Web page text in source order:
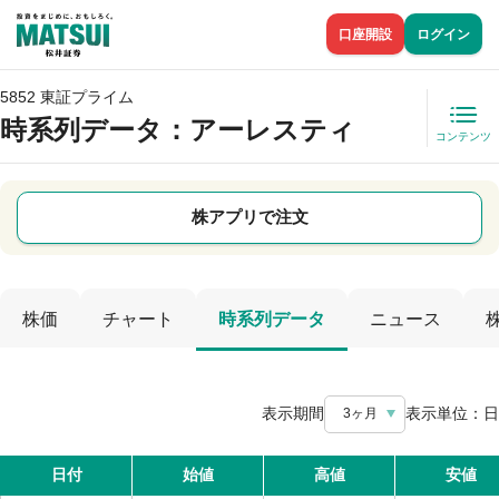
口座開設 ログイン
5852 東証プライム
時系列データ ：アーレスティ コンテンツ
株アプリで注文
株価 チャート 時系列データ ニュース
表示期間 3ヶ月 表示単位： 日
日付 始値 高値 安値